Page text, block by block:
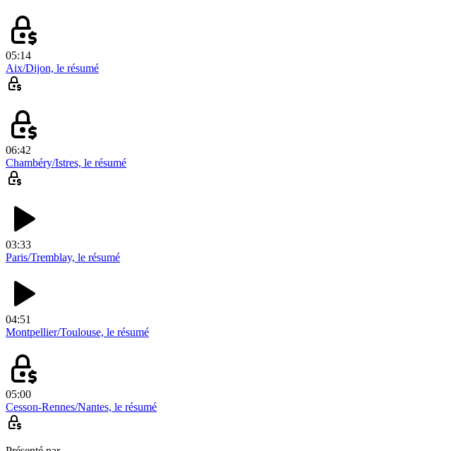
05:14
Aix/Dijon, le résumé
06:42
Chambéry/Istres, le résumé
03:33
Paris/Tremblay, le résumé
04:51
Montpellier/Toulouse, le résumé
05:00
Cesson-Rennes/Nantes, le résumé